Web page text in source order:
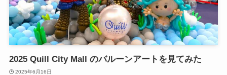
2025 Quill City Mall のバルーンアートを見てみた
2025年6月16日